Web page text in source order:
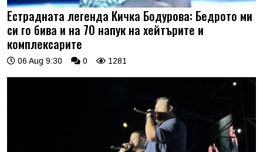
Естрадната легенда Кичка Бодурова: Бедрото ми
си го бива и на 70 напук на хейтърите и
комплексарите
06 Aug 9:30 0 1281